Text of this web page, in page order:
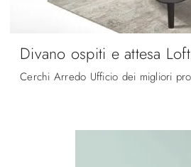
Divano ospiti e attesa Loft